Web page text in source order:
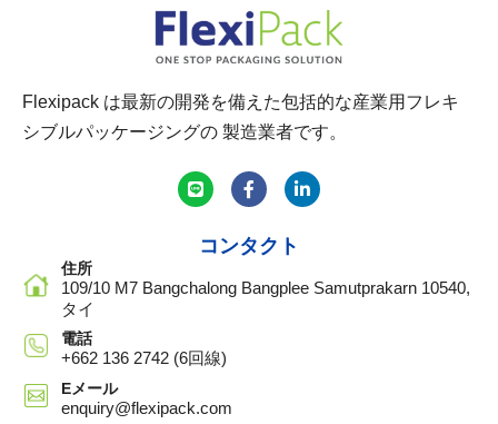
Flexipack は最新の開発を備えた包括的な産業用フレキ
シブルパッケージングの 製造業者です。
コンタクト
住所
109/10 M7 Bangchalong Bangplee Samutprakarn 10540,
タイ
電話
+662 136 2742 (6回線)
Eメール
enquiry@flexipack.com